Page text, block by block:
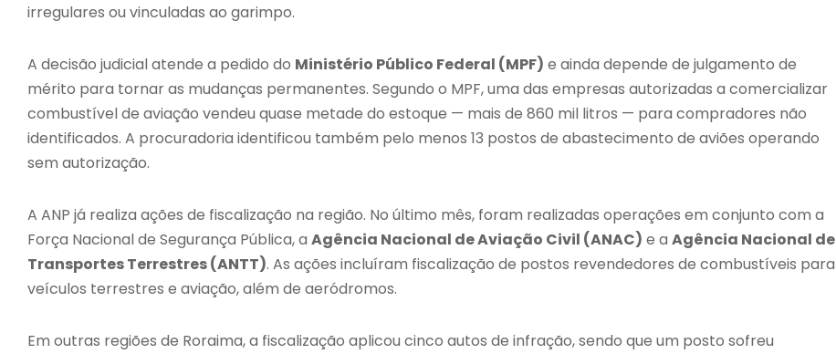
irregulares ou vinculadas ao garimpo.
A decisão judicial atende a pedido do Ministério Público Federal (MPF) e ainda depende de julgamento de
mérito para tornar as mudanças permanentes. Segundo o MPF, uma das empresas autorizadas a comercializar
combustível de aviação vendeu quase metade do estoque — mais de 860 mil litros — para compradores não
identificados. A procuradoria identificou também pelo menos 13 postos de abastecimento de aviões operando
sem autorização.
A ANP já realiza ações de fiscalização na região. No último mês, foram realizadas operações em conjunto com a
Força Nacional de Segurança Pública, a Agência Nacional de Aviação Civil (ANAC) e a Agência Nacional de
Transportes Terrestres (ANTT). As ações incluíram fiscalização de postos revendedores de combustíveis para
veículos terrestres e aviação, além de aeródromos.
Em outras regiões de Roraima, a fiscalização aplicou cinco autos de infração, sendo que um posto sofreu